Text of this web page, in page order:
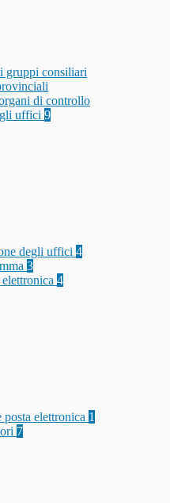
gruppi consiliari
di controllo
uffici 9
degli uffici 4
3
4
posta elettronica 1
7